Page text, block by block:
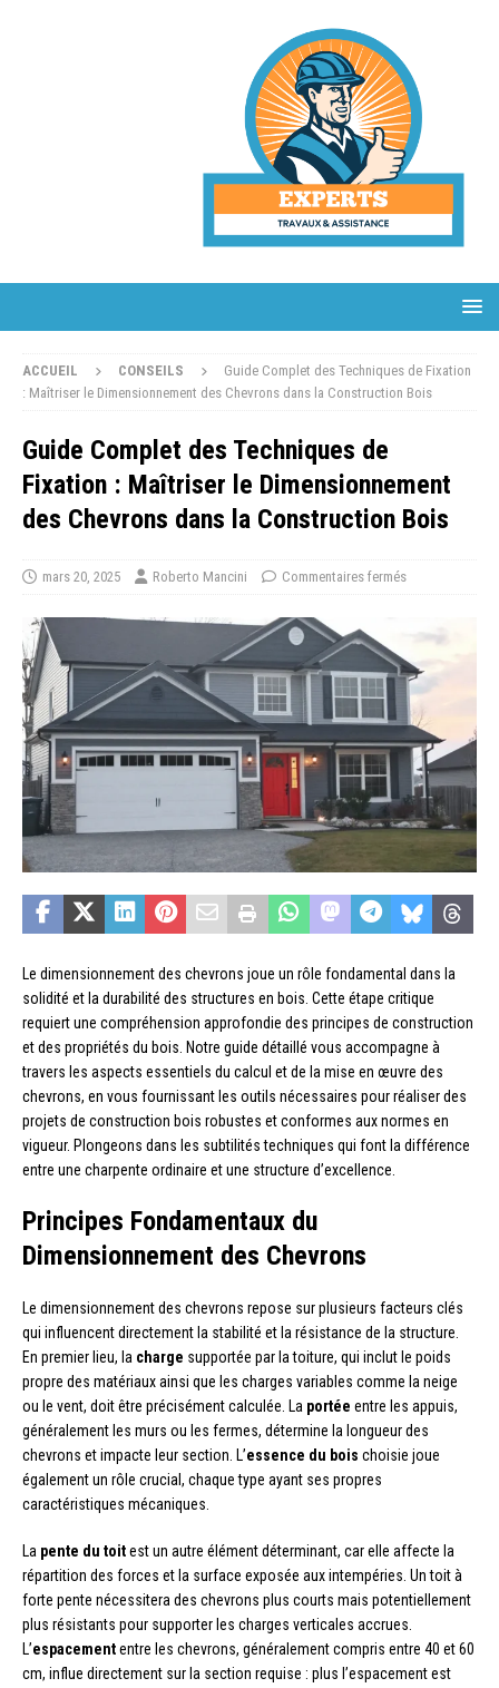
ACCUEIL CONSEILS
Guide Complet des Techniques de Fixation
: Maîtriser le Dimensionnement des Chevrons dans la Construction Bois
Guide Complet des Techniques de
Fixation : Maîtriser le Dimensionnement
des Chevrons dans la Construction Bois
mars 20, 2025 Roberto Mancini Commentaires fermés
Le dimensionnement des chevrons joue un rôle fondamental dans la
solidité et la durabilité des structures en bois. Cette étape critique
requiert une compréhension approfondie des principes de construction
et des propriétés du bois. Notre guide détaillé vous accompagne à
travers les aspects essentiels du calcul et de la mise en œuvre des
chevrons, en vous fournissant les outils nécessaires pour réaliser des
projets de construction bois robustes et conformes aux normes en
vigueur. Plongeons dans les subtilités techniques qui font la différence
entre une charpente ordinaire et une structure d’excellence.
Principes Fondamentaux du
Dimensionnement des Chevrons
Le dimensionnement des chevrons repose sur plusieurs facteurs clés
qui influencent directement la stabilité et la résistance de la structure.
En premier lieu, la charge supportée par la toiture, qui inclut le poids
propre des matériaux ainsi que les charges variables comme la neige
ou le vent, doit être précisément calculée. La portée entre les appuis,
généralement les murs ou les fermes, détermine la longueur des
chevrons et impacte leur section. L’essence du bois choisie joue
également un rôle crucial, chaque type ayant ses propres
caractéristiques mécaniques.
La pente du toitest un autre élément déterminant, car elle affecte la
répartition des forces et la surface exposée aux intempéries. Un toit à
forte pente nécessitera des chevrons plus courts mais potentiellement
plus résistants pour supporter les charges verticales accrues.
L’espacemententre les chevrons, généralement compris entre 40 et 60
cm, influe directement sur la section requise : plus l’espacement est